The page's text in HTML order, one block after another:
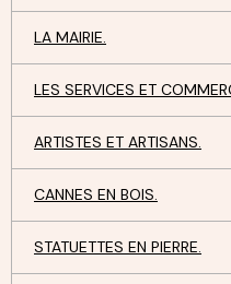
LA MAIRIE.
LES SERVICES ET
ARTISTES ET ARTISANS.
CANNES EN BOIS.
STATUETTES EN PIERRE.